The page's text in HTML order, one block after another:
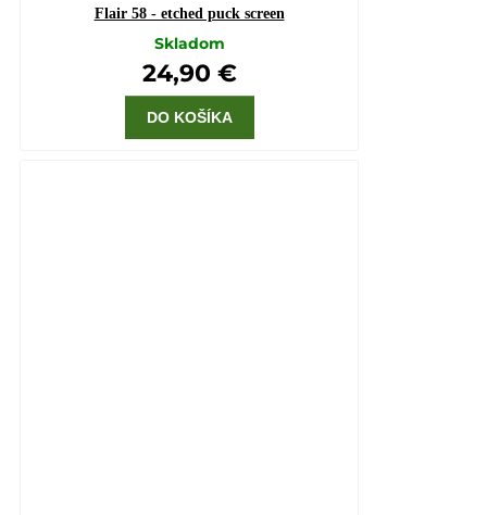
Flair 58 - etched puck screen
Skladom
24,90 €
DO KOŠÍKA